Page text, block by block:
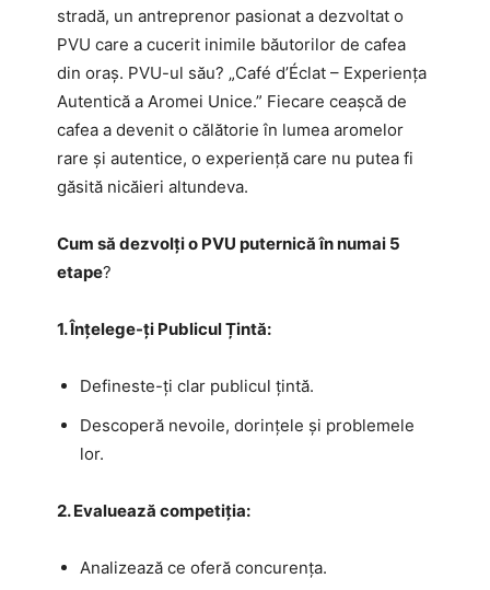
stradă, un antreprenor pasionat a dezvoltat o
PVU care a cucerit inimile băutorilor de cafea
din oraș. PVU-ul său? „Café d’Éclat – Experiența
Autentică a Aromei Unice.” Fiecare ceașcă de
cafea a devenit o călătorie în lumea aromelor
rare și autentice, o experiență care nu putea fi
găsită nicăieri altundeva.
Cum să dezvolți o PVU puternică în numai 5
etape?
1. Înțelege-ți Publicul Țintă:
Defineste-ți clar publicul țintă.
Descoperă nevoile, dorințele și problemele
lor.
2. Evaluează competiția:
Analizează ce oferă concurența.